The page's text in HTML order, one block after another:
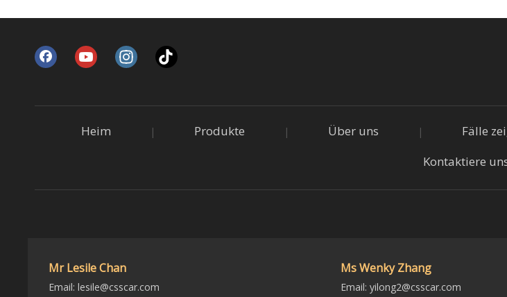
Heim | Produkte | Über uns | Fälle
Kontaktiere
Mr Lesile Chan
Email: lesile@csscar.com
Ms Wenky Zhang
Email:yilong2@csscar.com